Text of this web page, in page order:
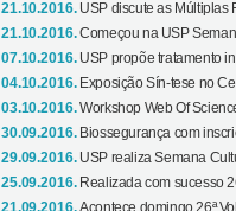
21.10.2016. USP discute as Múltiplas
21.10.2016.Começou na USP
07.10.2016. USP propõe tratamento
04.10.2016. Exposição Sín-tese no
03.10.2016.Workshop Web Of
30.09.2016. Biossegurança com
29.09.2016. USP realiza Semana
25.09.2016. Realizada com sucesso
21.09.2016.Acontece domingo 26ª